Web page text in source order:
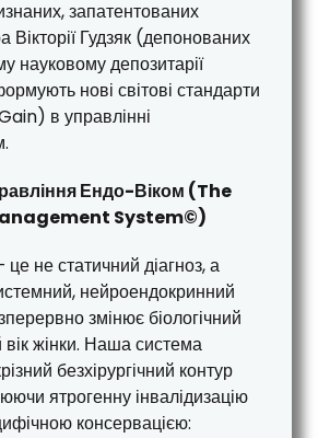
запатентованих
Вікторії Гудзяк (депонованих
науковому депозитарії
нові світові стандарти
в управлінні
Ендо-Віком (The
System©)
не статичний діагноз, а
нейроендокринний
змінює біологічний
жінки. Наша система
безхірургічний контур
ятрогенну інвалідизацію
консервацією: